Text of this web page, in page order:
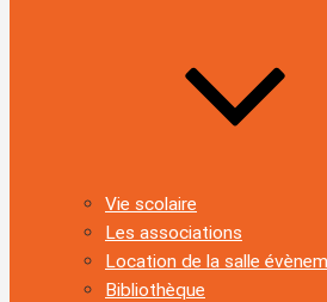
Vie scolaire
Les associations
Location de la salle
Bibliothèque